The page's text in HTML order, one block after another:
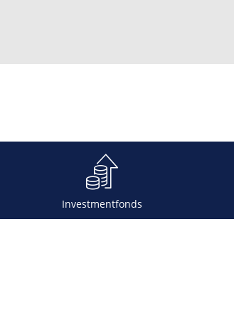
Investmentfonds